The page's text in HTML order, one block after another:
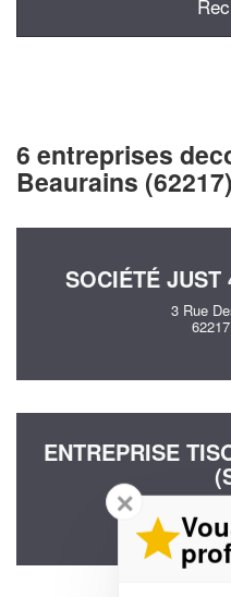
6 entreprises
Beaurains (62217)
SOCIÉTÉ JUST
3 Rue
ENTREPRISE
✕